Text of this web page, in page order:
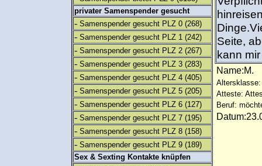
privater Samenspender gesucht
- Samenspender gesucht PLZ 0 (268)
- Samenspender gesucht PLZ 1 (242)
- Samenspender gesucht PLZ 2 (267)
- Samenspender gesucht PLZ 3 (283)
- Samenspender gesucht PLZ 4 (405)
- Samenspender gesucht PLZ 5 (205)
- Samenspender gesucht PLZ 6 (127)
- Samenspender gesucht PLZ 7 (195)
- Samenspender gesucht PLZ 8 (158)
- Samenspender gesucht PLZ 9 (189)
Sex & Sexting Kontakte knüpfen
Seite,
kann
Name:M.
Atteste:
Beruf: